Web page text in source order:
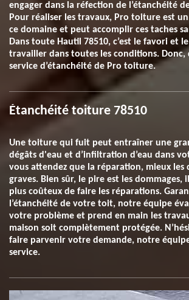
engager dans la réfection de l’étanchéité
Pour réaliser les travaux, Pro toiture est
ce domaine et peut accomplir ces taches
Dans toute Hautil 78510, c’est le favori et
travailler dans toutes les conditions. Donc,
service d’étanchéité de Pro toiture.
Étanchéité toiture 78510
Une toiture qui fuit peut entraîner une
dégâts d'eau et d’infiltration d’eau dans
vous attendez que la réparation, mieux les
graves. Bien sûr, le pire est les dommages,
plus coûteux de faire les réparations.
l’étanchéité de votre toit, notre équipe
votre problème et prend en main les
maison soit complètement protégée.
faire parvenir votre demande, notre
service.